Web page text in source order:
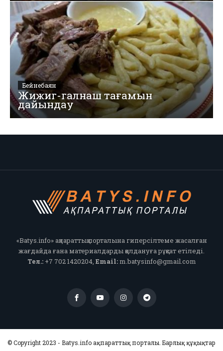
Бейнебаян
Жижиг-галнаш тағамын
дайындау
«Batys.info» ақпараттық порталына гиперсілтеме жасалған
жағдайда ғана материалдарды қолдануға рұқсат етіледі.
Тел.:+7 702 1420204, Email:m.batysinfo@gmail.com
© Copyright 2023 - Batys.info ақпараттық порталы. Барлық құқықтар